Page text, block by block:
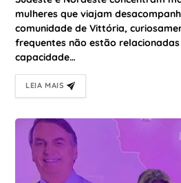
avalia especialista
mulheres que viajam
comunidade de Vittória,
frequentes não estão
capacidade…
LEIA MAIS